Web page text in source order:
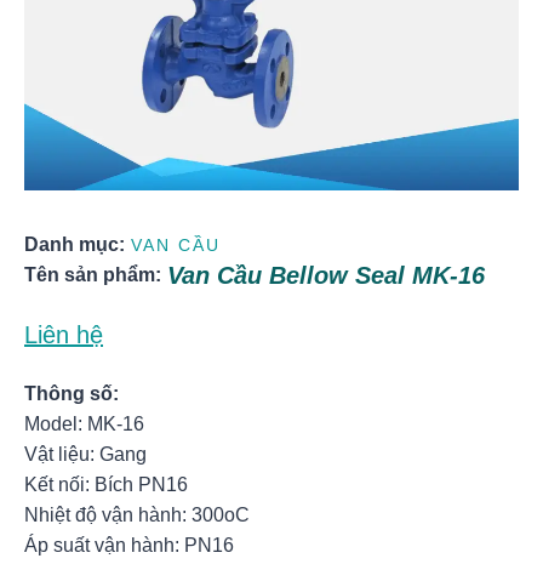
Danh mục: VAN CẦU
Tên sản phẩm: Van Cầu Bellow Seal MK-16
Liên hệ
Thông số:
Model: MK-16
Vật liệu: Gang
Kết nối: Bích PN16
Nhiệt độ vận hành: 300oC
Áp suất vận hành: PN16